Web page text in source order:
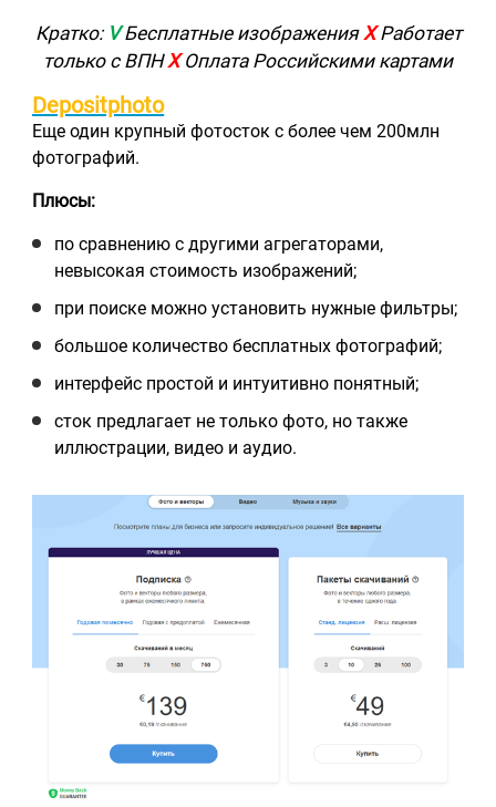
Кратко:VБесплатные изображения ХРаботает
только с ВПН ХОплата Российскими картами
Depositphoto
Еще один крупный фотосток с более чем 200млн
фотографий.
Плюсы:
по сравнению с другими агрегаторами,
невысокая стоимость изображений;
при поиске можно установить нужные фильтры;
большое количество бесплатных фотографий;
интерфейс простой и интуитивно понятный;
сток предлагает не только фото, но также
иллюстрации, видео и аудио.